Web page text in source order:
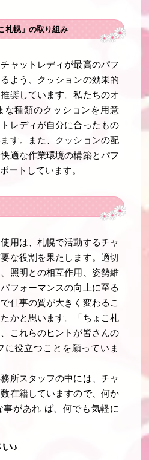
札幌」の取り組み
ャットレディが最高のパフ
よう、クッションの効果的
奨しています。私たちのオ
な種類のクッションを用意
レディが自分に合ったもの
す。また、クッションの配
適な作業環境の構築とパフ
ートしています。
用は、札幌で活動するチャ
な役割を果たします。適切
照明との相互作用、姿勢維
フォーマンスの向上に至る
仕事の質が大きく変わるこ
かと思います。「ちょこ札
これらのヒントが皆さんの
に役立つことを願っていま
所スタッフの中には、チャ
在籍していますので、何か
があれ ば、何でも気軽に
♪